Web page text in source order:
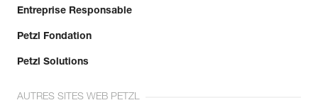
En savoir plus
Entreprise Responsable
Petzl Fondation
Petzl Solutions
AUTRES SITES WEB PETZL